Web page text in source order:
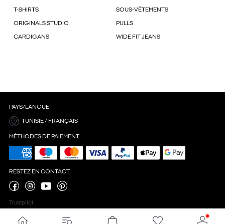
T-SHIRTS SOUS-VÊTEMENTS
ORIGINALS STUDIO PULLS
CARDIGANS WIDE FIT JEANS
PAYS/LANGUE
TUNISIE / FRANÇAIS
MÉTHODES DE PAIEMENT
RESTEZ EN CONTACT
Trustpilot